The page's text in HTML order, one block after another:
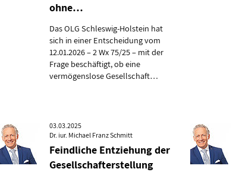
ohne…
Das OLG Schleswig-Holstein hat
sich in einer Entscheidung vom
12.01.2026 – 2 Wx 75/25 – mit der
Frage beschäftigt, ob eine
vermögenslose Gesellschaft…
03.03.2025
Dr. iur. Michael Franz Schmitt
Feindliche Entziehung der
Gesellschafterstellung